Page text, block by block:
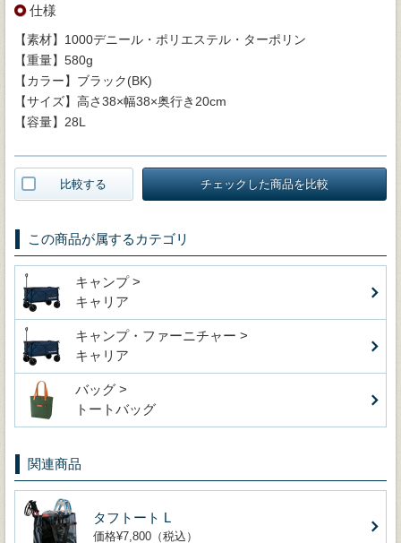
仕様
【素材】1000デニール・ポリエステル・ターポリン
【重量】580g
【カラー】ブラック(BK)
【サイズ】高さ38×幅38×奥行き20cm
【容量】28L
比較する チェックした商品を比較
この商品が属するカテゴリ
キャンプ >
キャリア
キャンプ・ファーニチャー >
キャリア
バッグ >
トートバッグ
関連商品
タフトート L
価格¥7,800（税込）